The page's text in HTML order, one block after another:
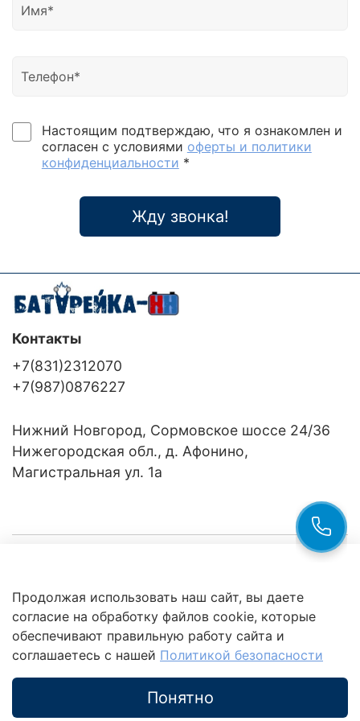
технологией цифрового управления (DSP), которая
минимальных габаритах. ИБП новой серии
любые потребности пользователей, обеспечить
надежной защитой офисные файловые серверы,
локальные вычислительные сети, рабочие станции,
другие высокоточные электронные приборы. Pro-
Vision Black M(новый корпус) Pro-Vision Black
M1000-M6000 LT(прежний корпус) Pro-Vision Black
Vision Black M10000 LT (10 кВА) ИБП серии Pro-
Vision Black M это идеальное
Настоящим подтверждаю, что я ознакомлен и
согласен с условиями оферты и политики
конфиденциальности *
Жду звонка!
Клиентам
Это интересно
Контакты
+7(831)2312070
+7(987)0876227
Нижний Новгород, Сормовское шоссе 24/36
Нижегородская обл., д. Афонино,
Магистральная ул. 1а
Продолжая использовать наш сайт, вы даете
согласие на обработку файлов cookie, которые
обеспечивают правильную работу сайта и
соглашаетесь с нашей Политикой безопасности
Понятно
обработки